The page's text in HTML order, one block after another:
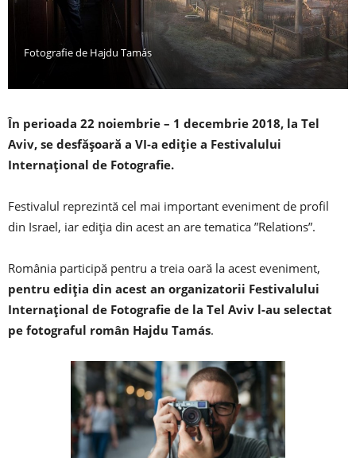
Fotografie de Hajdu Tamás
În perioada 22 noiembrie – 1 decembrie 2018, la Tel
Aviv, se desfășoară a VI-a ediție a Festivalului
Internațional de Fotografie.
Festivalul reprezintă cel mai important eveniment de profil
din Israel, iar ediția din acest an are tematica ”Relations”.
România participă pentru a treia oară la acest eveniment,
pentru ediția din acest an organizatorii Festivalului
Internațional de Fotografie de la Tel Aviv l-au selectat
pe fotograful român Hajdu Tamás.